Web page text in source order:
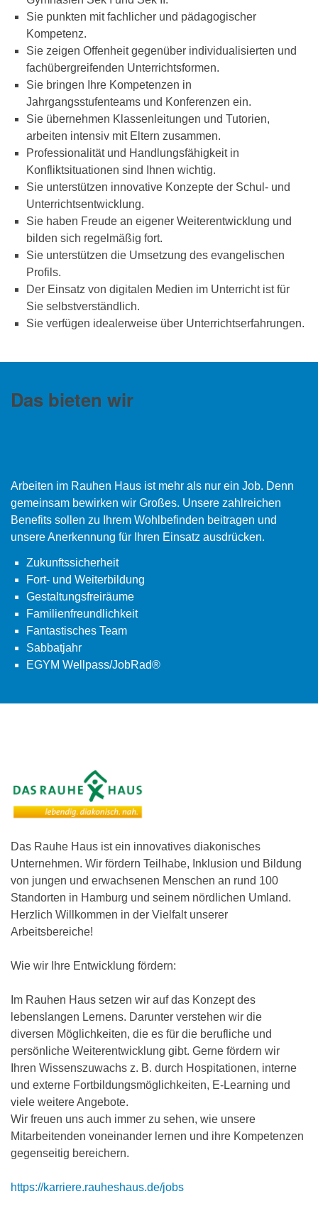
Sie punkten mit fachlicher und pädagogischer
Kompetenz.
Sie zeigen Offenheit gegenüber individualisierten und
fachübergreifenden Unterrichtsformen.
Sie bringen Ihre Kompetenzen in
Jahrgangsstufenteams und Konferenzen ein.
Sie übernehmen Klassenleitungen und Tutorien,
arbeiten intensiv mit Eltern zusammen.
Professionalität und Handlungsfähigkeit in
Konfliktsituationen sind Ihnen wichtig.
Sie unterstützen innovative Konzepte der Schul- und
Unterrichtsentwicklung.
Sie haben Freude an eigener Weiterentwicklung und
bilden sich regelmäßig fort.
Sie unterstützen die Umsetzung des evangelischen
Profils.
Der Einsatz von digitalen Medien im Unterricht ist für
Sie selbstverständlich.
Sie verfügen idealerweise über Unterrichtserfahrungen.
Das bieten wir
Arbeiten im Rauhen Haus ist mehr als nur ein Job. Denn
gemeinsam bewirken wir Großes. Unsere zahlreichen
Benefits sollen zu Ihrem Wohlbefinden beitragen und
unsere Anerkennung für Ihren Einsatz ausdrücken.
Zukunftssicherheit
Fort- und Weiterbildung
Gestaltungsfreiräume
Familienfreundlichkeit
Fantastisches Team
Sabbatjahr
EGYM Wellpass/JobRad®
Das Rauhe Haus ist ein innovatives diakonisches
Unternehmen. Wir fördern Teilhabe, Inklusion und Bildung
von jungen und erwachsenen Menschen an rund 100
Standorten in Hamburg und seinem nördlichen Umland.
Herzlich Willkommen in der Vielfalt unserer
Arbeitsbereiche!
Wie wir Ihre Entwicklung fördern:
Im Rauhen Haus setzen wir auf das Konzept des
lebenslangen Lernens. Darunter verstehen wir die
diversen Möglichkeiten, die es für die berufliche und
persönliche Weiterentwicklung gibt. Gerne fördern wir
Ihren Wissenszuwachs z. B. durch Hospitationen, interne
und externe Fortbildungsmöglichkeiten, E-Learning und
viele weitere Angebote.
Wir freuen uns auch immer zu sehen, wie unsere
Mitarbeitenden voneinander lernen und ihre Kompetenzen
gegenseitig bereichern.
https://karriere.rauheshaus.de/jobs